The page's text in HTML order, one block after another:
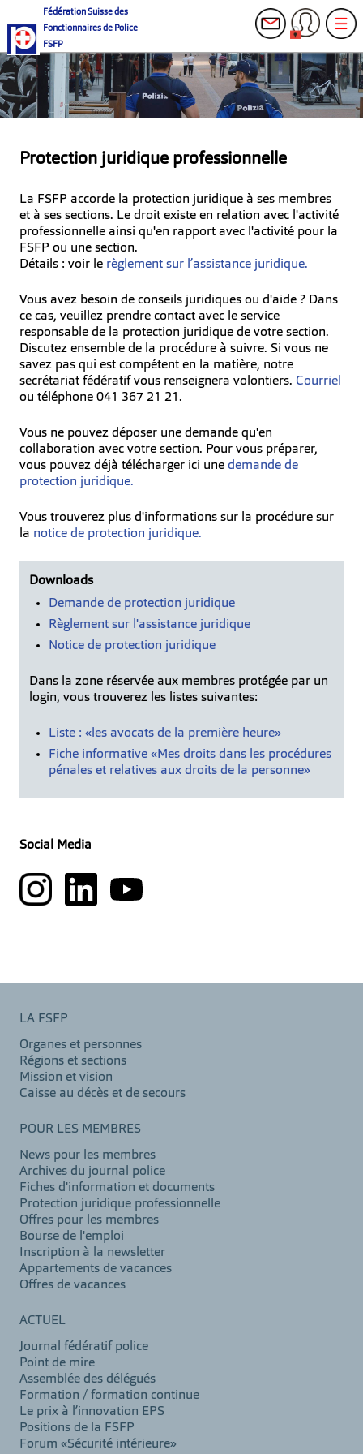
Fédération Suisse des
Fonctionnaires de Police
FSFP
Protection juridique professionnelle
La FSFP accorde la protection juridique à ses membres
et à ses sections. Le droit existe en relation avec l'activité
professionnelle ainsi qu'en rapport avec l'activité pour la
FSFP ou une section.
Détails : voir le règlement sur l’assistance juridique.
Vous avez besoin de conseils juridiques ou d'aide ? Dans
ce cas, veuillez prendre contact avec le service
responsable de la protection juridique de votre section.
Discutez ensemble de la procédure à suivre. Si vous ne
savez pas qui est compétent en la matière, notre
secrétariat fédératif vous renseignera volontiers. Courriel
ou téléphone 041 367 21 21.
Vous ne pouvez déposer une demande qu'en
collaboration avec votre section. Pour vous préparer,
vous pouvez déjà télécharger ici une demande de
protection juridique.
Vous trouverez plus d'informations sur la procédure sur
la notice de protection juridique.
Downloads
Demande de protection juridique
Règlement sur l'assistance juridique
Notice de protection juridique
Dans la zone réservée aux membres protégée par un
login, vous trouverez les listes suivantes:
Liste : «les avocats de la première heure»
Fiche informative «Mes droits dans les procédures
pénales et relatives aux droits de la personne»
Social Media
LA FSFP
Organes et personnes
Régions et sections
Mission et vision
Caisse au décès et de secours
POUR LES MEMBRES
News pour les membres
Archives du journal police
Fiches d'information et documents
Protection juridique professionnelle
Offres pour les membres
Bourse de l'emploi
Inscription à la newsletter
Appartements de vacances
Offres de vacances
ACTUEL
Journal fédératif police
Point de mire
Assemblée des délégués
Formation / formation continue
Le prix à l’innovation EPS
Positions de la FSFP
Forum «Sécurité intérieure»